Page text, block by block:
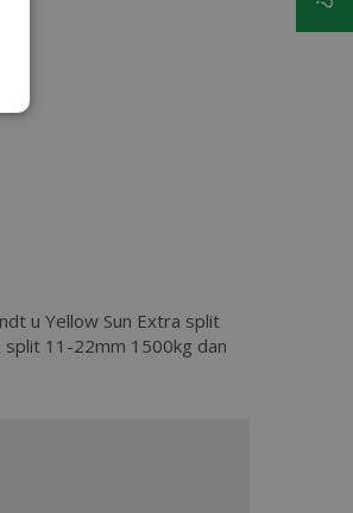
u Yellow Sun Extra split
11-22mm 1500kg dan